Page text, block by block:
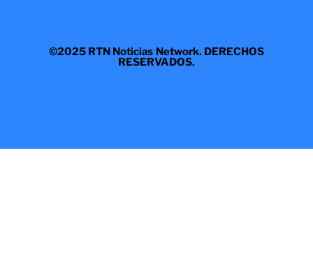
©2025 RTN Noticias Network. DERECHOS
RESERVADOS.